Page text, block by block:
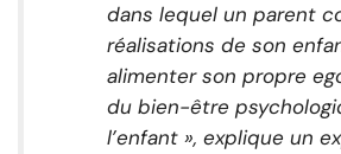
dans lequel un parent
réalisations de son
alimenter son propre
du bien-être
l’enfant », explique un